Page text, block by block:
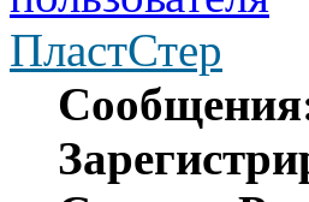
ПластСтер